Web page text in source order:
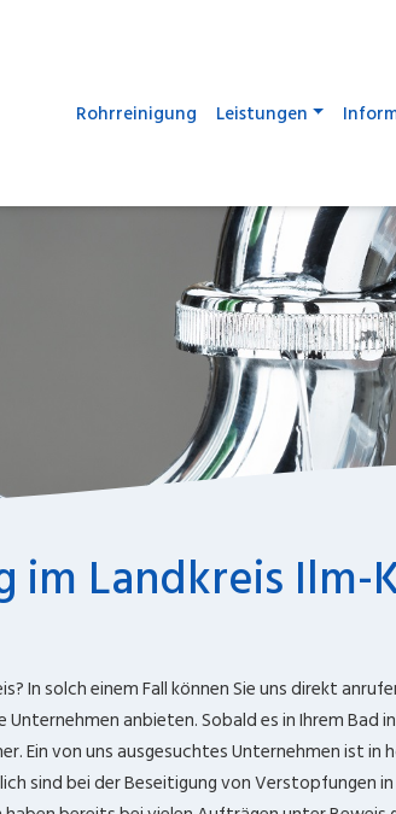
Rohrreinigung Leistungen
im Landkreis Ilm-
In solch einem Fall können Sie uns direkt
anbieten. Sobald es in Ihrem Bad in
Ein von uns ausgesuchtes Unternehmen ist in
sind bei der Beseitigung von Verstopfungen in